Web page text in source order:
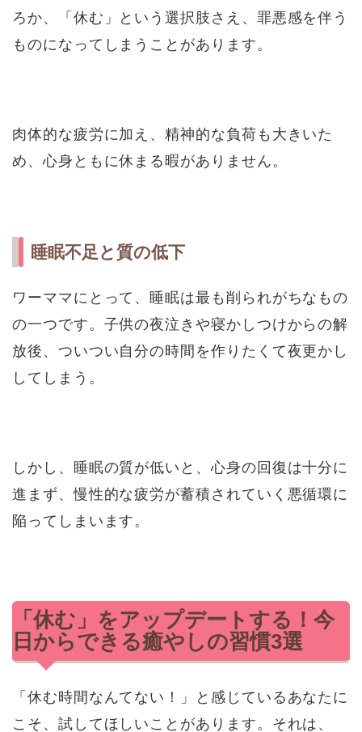
ろか、「休む」という選択肢さえ、罪悪感を伴う
ものになってしまうことがあります。
肉体的な疲労に加え、精神的な負荷も大きいた
め、心身ともに休まる暇がありません。
睡眠不足と質の低下
ワーママにとって、睡眠は最も削られがちなもの
の一つです。子供の夜泣きや寝かしつけからの解
放後、ついつい自分の時間を作りたくて夜更かし
してしまう。
しかし、睡眠の質が低いと、心身の回復は十分に
進まず、慢性的な疲労が蓄積されていく悪循環に
陥ってしまいます。
「休む」をアップデートする！今
日からできる癒やしの習慣3選
「休む時間なんてない！」と感じているあなたに
こそ、試してほしいことがあります。それは、